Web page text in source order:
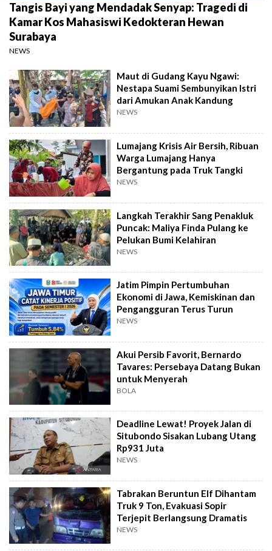
Tangis Bayi yang Mendadak Senyap: Tragedi di
Kamar Kos Mahasiswi Kedokteran Hewan
Surabaya
NEWS
Maut di Gudang Kayu Ngawi:
Nestapa Suami Sembunyikan Istri
dari Amukan Anak Kandung
NEWS
Lumajang Krisis Air Bersih, Ribuan
Warga Lumajang Hanya
Bergantung pada Truk Tangki
NEWS
Langkah Terakhir Sang Penakluk
Puncak: Maliya Finda Pulang ke
Pelukan Bumi Kelahiran
NEWS
Jatim Pimpin Pertumbuhan
Ekonomi di Jawa, Kemiskinan dan
Pengangguran Terus Turun
NEWS
Akui Persib Favorit, Bernardo
Tavares: Persebaya Datang Bukan
untuk Menyerah
BOLA
Deadline Lewat! Proyek Jalan di
Situbondo Sisakan Lubang Utang
Rp931 Juta
NEWS
Tabrakan Beruntun Elf Dihantam
Truk 9 Ton, Evakuasi Sopir
Terjepit Berlangsung Dramatis
NEWS